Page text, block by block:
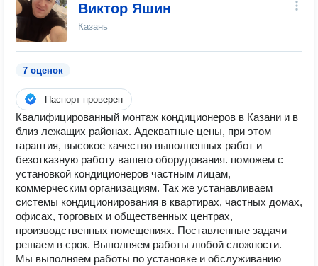
Виктор Яшин
Казань
7 оценок
Паспорт проверен
Квалифицированный монтаж кондиционеров в Казани и в
близ лежащих районах. Адекватные цены, при этом
гарантия, высокое качество выполненных работ и
безотказную работу вашего оборудования. поможем с
установкой кондиционеров частным лицам,
коммерческим организациям. Так же устанавливаем
системы кондиционирования в квартирах, частных домах,
офисах, торговых и общественных центрах,
производственных помещениях. Поставленные задачи
решаем в срок. Выполняем работы любой сложности.
Мы выполняем работы по установке и обслуживанию